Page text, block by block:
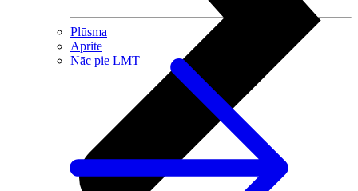
Plūsma
Aprite
Nāc pie LMT